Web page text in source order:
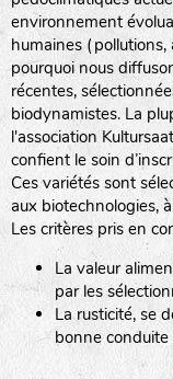
environnement
humaines (pollutions,
pourquoi nous
récentes,
biodynamistes. La
l'association
confient le soin
Ces variétés sont
aux biotechnologies,
Les critères pris en
La valeur
par les
La rusticité, se
bonne
DE BOLSTER
GRAINE DEL
JARDIN EN’VIE
LA BOITE A
A : Sans calibre.
G: Gros
M: Moyen
P: Petit calibre
Légumes
Légumes
Plantes